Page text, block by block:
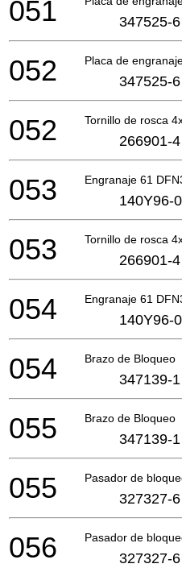
051 347525-6
Placa de
052 347525-6
Tornillo de rosca
052 266901-4
Engranaje 61
053 140Y96-0
Tornillo de rosca
053 266901-4
Engranaje 61
054 140Y96-0
Brazo de Bloqueo
054 347139-1
Brazo de Bloqueo
055 347139-1
Pasador de
055 327327-6
Pasador de
056 327327-6